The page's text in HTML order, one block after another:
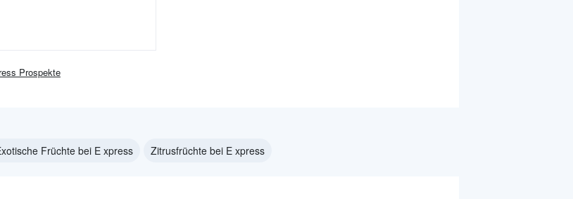
Prospekte
Früchte bei E xpress Zitrusfrüchte bei E xpress